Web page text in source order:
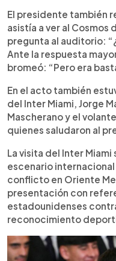
El presidente también
asistía a ver al Cosmos
pregunta al auditorio:
Ante la respuesta
bromeó: “Pero era
En el acto también
del Inter Miami, Jorge
Mascherano y el
quienes saludaron al
La visita del Inter
escenario
conflicto en Oriente
presentación con
estadounidenses
reconocimiento